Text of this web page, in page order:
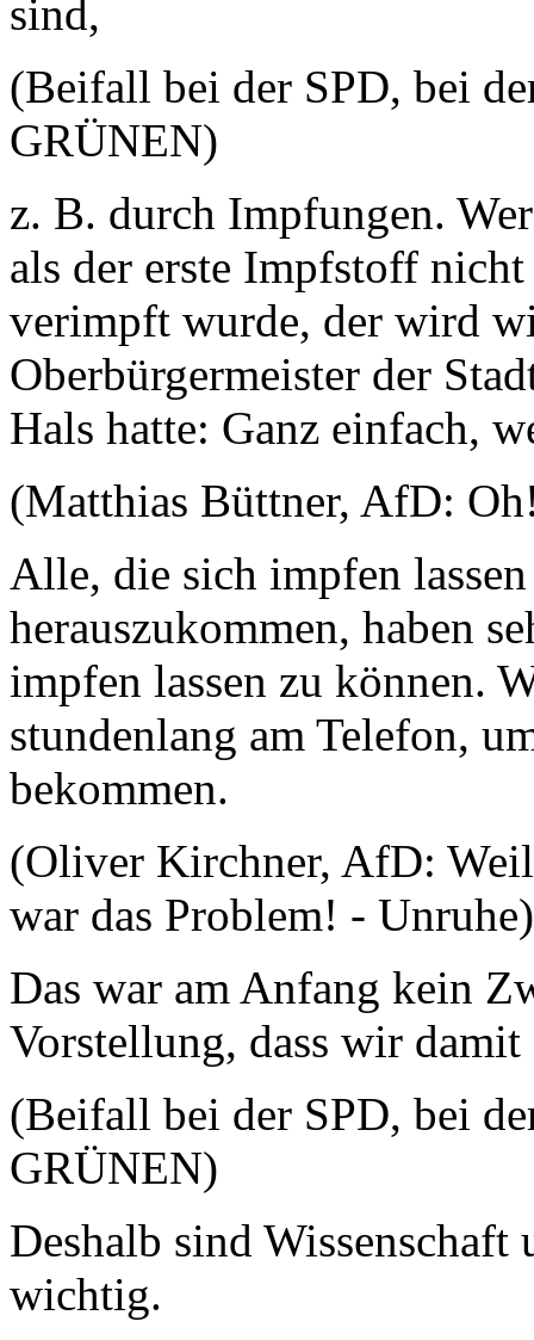
sind,
(Beifall bei der SPD, bei
GRÜNEN)
z. B. durch Impfungen.
als der erste Impfstoff
verimpft wurde, der wird
Oberbürgermeister der
Hals hatte: Ganz einfach,
(Matthias Büttner, AfD:
Alle, die sich impfen
herauszukommen, haben
impfen lassen zu können.
stundenlang am Telefon,
bekommen.
(Oliver Kirchner, AfD:
war das Problem! - Unruhe)
Das war am Anfang kein
Vorstellung, dass wir
(Beifall bei der SPD, bei
GRÜNEN)
Deshalb sind
wichtig.